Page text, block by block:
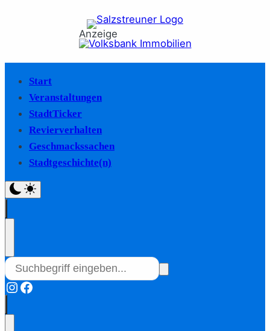
Anzeige
Start
Veranstaltungen
StadtTicker
Revierverhalten
Geschmackssachen
Stadtgeschichte(n)
Instagram
Facebook